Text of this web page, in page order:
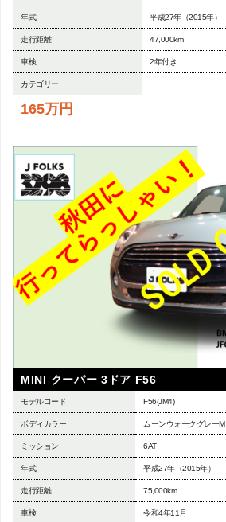
年式 平成27年（2015年）
走行距離 47,000km
車検 2年付き
カテゴリー
165万円
MINI クーパー 3ドア F56
モデルコード F56(JM4)
ボディカラー ムーンウォークグレーM
ミッション 6AT
年式 平成27年（2015年）
走行距離 75,000km
車検 令和4年11月